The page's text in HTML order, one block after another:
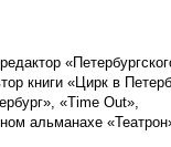
книги «Цирк в
«Time Out»,
альманахе